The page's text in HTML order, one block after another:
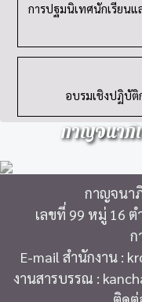
การปฐมนิเทศนักเรียน
อบรมเชิงปฏิบัติ
กาญจนาภิ
กาญจนา
เลขที่ 99 หมู่ 16 ต
ก
E-mail สำนักงาน :
งานสารบรรณ :